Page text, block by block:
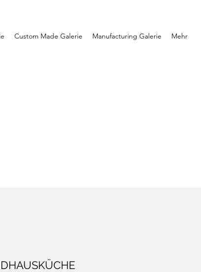
Custom Made Galerie Manufacturing Galerie Mehr